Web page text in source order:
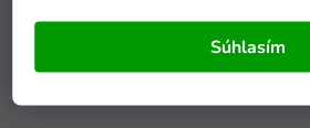
Súhlasím